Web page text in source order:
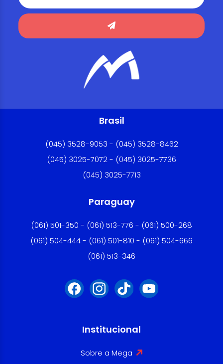
Brasil
(045) 3528-9053 - (045) 3528-8462
(045) 3025-7072 - (045) 3025-7736
(045) 3025-7713
Paraguay
(061) 501-350 - (061) 513-776 - (061) 500-268
(061) 504-444 - (061) 501-810 - (061) 504-666
(061) 513-346
Institucional
Sobre a Mega